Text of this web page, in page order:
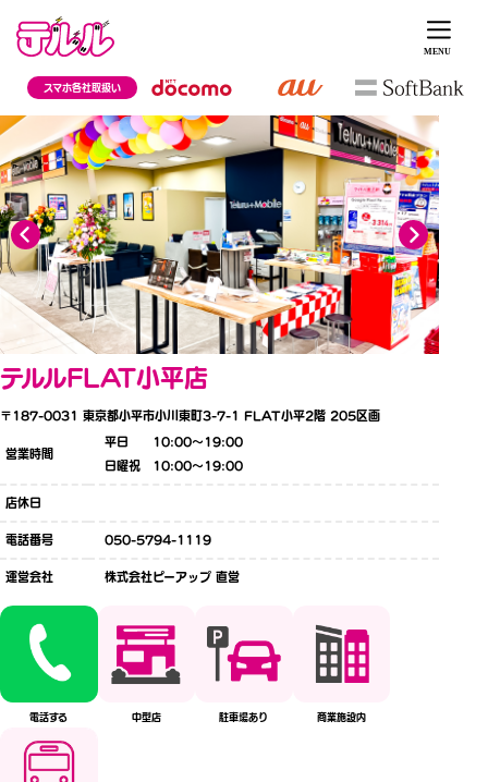
スマホ各社取扱い
テルルFLAT小平店
〒187-0031 東京都小平市小川東町3-7-1 FLAT小平2階 205区画
営業時間
平日 10:00〜19:00
日曜祝 10:00〜19:00
店休日
電話番号 050-5794-1119
運営会社 株式会社ピーアップ 直営
電話する 中型店 駐車場あり 商業施設内